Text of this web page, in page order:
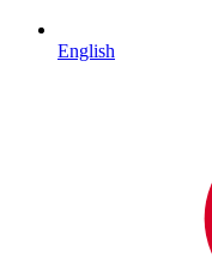
English